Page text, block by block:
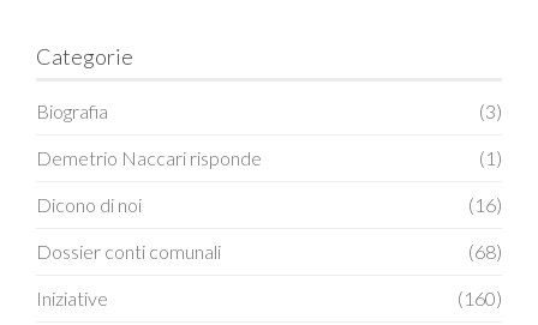
Categorie
Biografia (3)
Demetrio Naccari risponde (1)
Dicono di noi (16)
Dossier conti comunali (68)
Iniziative (160)